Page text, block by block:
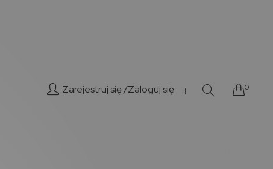
Zarejestruj się /Zaloguj się | 0